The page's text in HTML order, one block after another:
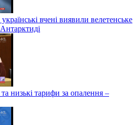
вчені виявили велетенське
низькі тарифи за опалення –